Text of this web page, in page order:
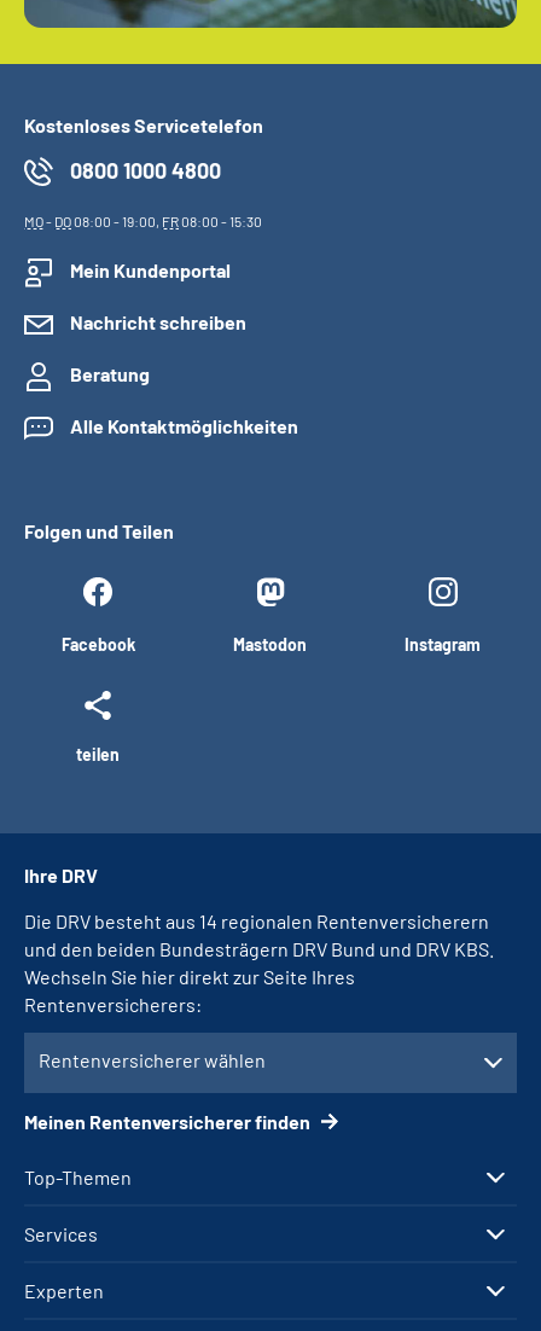
Kostenloses Servicetelefon
0800 1000 4800
MO- DO08:00 - 19:00, FR08:00 - 15:30
Mein Kundenportal
Nachricht schreiben
Beratung
Alle Kontaktmöglichkeiten
Folgen und Teilen
Facebook Mastodon Instagram
teilen
Top-Themen
Services
Experten
Ihre DRV
Die DRV besteht aus 14 regionalen Rentenversicherern
und den beiden Bundesträgern DRV Bund und DRV KBS.
Wechseln Sie hier direkt zur Seite Ihres
Rentenversicherers:
Rentenversicherer wählen
Meinen Rentenversicherer finden